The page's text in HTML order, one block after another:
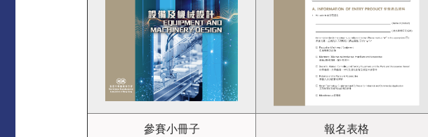
參賽小冊子
報名表格